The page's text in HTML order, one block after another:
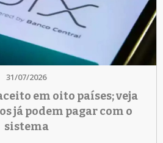
31/07/2026
em oito países; veja
já podem pagar com o
sistema